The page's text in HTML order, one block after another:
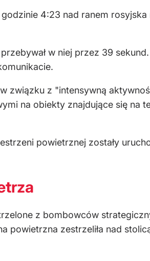
4:23 nad ranem rosyjska
w niej przez 39
związku z "intensywną
na obiekty znajdujące się na
powietrznej zostały
z bombowców
powietrzna zestrzeliła nad